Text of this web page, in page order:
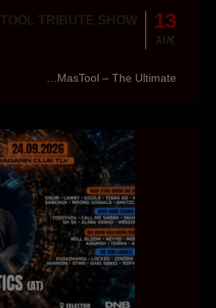
13
אוג
TOOL TRIBUTE SHOW
MasTool – The Ultimate…